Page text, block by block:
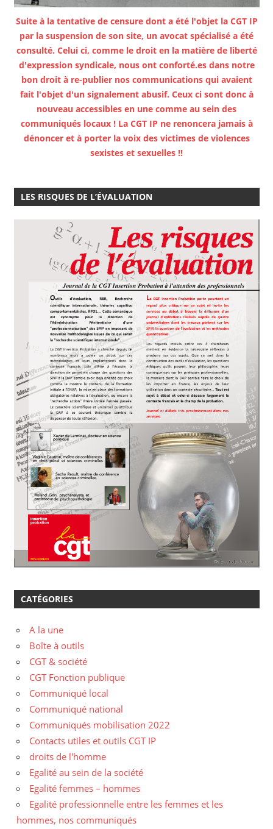
Suite à la tentative de censure dont a été l'objet la CGT IP
par la suspension de son site, un avocat spécialisé a été
consulté. Celui ci, comme le droit en la matière de liberté
d'expression syndicale, nous ont conforté.es dans notre
bon droit à re-publier nos communications qui avaient
fait l'objet d'un signalement abusif. Ceux ci sont donc à
nouveau accessibles en une comme au sein des
communiqués locaux ! La CGT IP ne renoncera jamais à
dénoncer et à porter la voix des victimes de violences
sexistes et sexuelles !!
LES RISQUES DE L’ÉVALUATION
CATÉGORIES
A la une
Boîte à outils
CGT & société
CGT Fonction publique
Communiqué local
Communiqué national
Communiqués mobilisation 2022
Contacts utiles et outils CGT IP
droits de l'homme
Egalité au sein de la société
Egalité femmes – hommes
Egalité professionnelle entre les femmes et les
hommes, nos communiqués